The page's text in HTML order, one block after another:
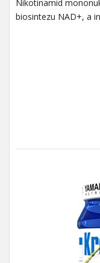
Nikotinamid
biosintezu NAD+, a